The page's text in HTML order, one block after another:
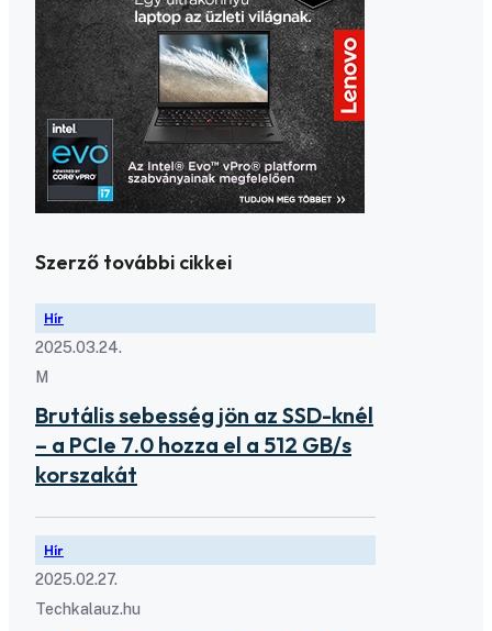
Szerző további cikkei
Hír
2025.03.24.
M
Brutális sebesség jön az SSD-knél
– a PCIe 7.0 hozza el a 512 GB/s
korszakát
Hír
2025.02.27.
Techkalauz.hu